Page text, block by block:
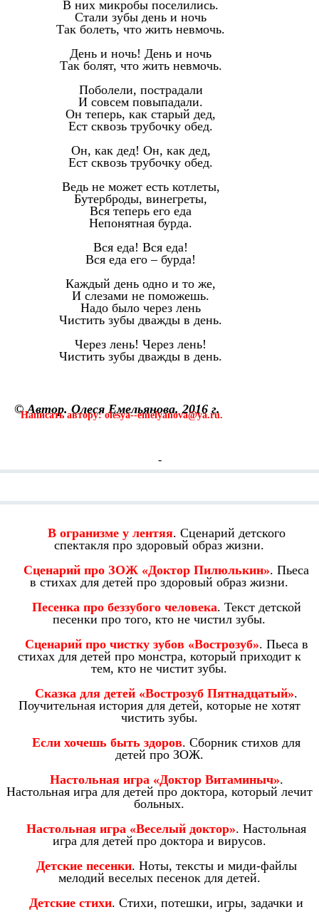
В них микробы поселились.
Стали зубы день и ночь
Так болеть, что жить невмочь.
День и ночь! День и ночь
Так болят, что жить невмочь.
Поболели, пострадали
И совсем повыпадали.
Он теперь, как старый дед,
Ест сквозь трубочку обед.
Он, как дед! Он, как дед,
Ест сквозь трубочку обед.
Ведь не может есть котлеты,
Бутерброды, винегреты,
Вся теперь его еда
Непонятная бурда.
Вся еда! Вся еда!
Вся еда его – бурда!
Каждый день одно и то же,
И слезами не поможешь.
Надо было через лень
Чистить зубы дважды в день.
Через лень! Через лень!
Чистить зубы дважды в день.
© Автор. Олеся Емельянова. 2016 г.
Написать автору: olesya--emelyanova@ya.ru.
-
В огранизме у лентяя. Сценарий детского
спектакля про здоровый образ жизни.
Сценарий про ЗОЖ «Доктор Пилюлькин». Пьеса
в стихах для детей про здоровый образ жизни.
Песенка про беззубого человека. Текст детской
песенки про того, кто не чистил зубы.
Сценарий про чистку зубов «Вострозуб». Пьеса в
стихах для детей про монстра, который приходит к
тем, кто не чистит зубы.
Сказка для детей «Вострозуб Пятнадцатый».
Поучительная история для детей, которые не хотят
чистить зубы.
Если хочешь быть здоров. Сборник стихов для
детей про ЗОЖ.
Настольная игра «Доктор Витаминыч».
Настольная игра для детей про доктора, который лечит
больных.
Настольная игра «Веселый доктор». Настольная
игра для детей про доктора и вирусов.
Детские песенки. Ноты, тексты и миди-файлы
мелодий веселых песенок для детей.
Детские стихи. Стихи, потешки, игры, задачки и